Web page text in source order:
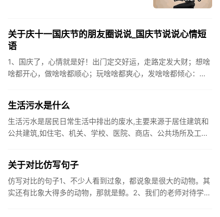
关于庆十一国庆节的朋友圈说说_国庆节说说心情短
语
1、国庆了，心情就是好！出门定交好运，走路定发大财；想啥
啥都开心，做啥啥都顺心；玩啥啥都爽心，发啥啥都倾心：祝
生活污水是什么
生活污水是居民日常生活中排出的废水,主要来源于居住建筑和
公共建筑,如住宅、机关、学校、医院、商店、公共场所及工业
关于对比仿写句子
仿写对比的句子1、不少人看到过象，都说象是很大的动物。其
实还有比象大得多的动物，那就是鲸。2、我们的老师对待学生